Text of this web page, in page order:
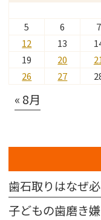
5
6 7
12
13
19
20
26
27
« 8月
歯石取りはなぜ
子どもの歯磨き